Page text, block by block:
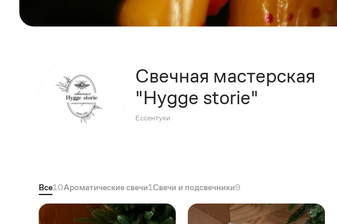
Свечная мастерская
"Hygge storie"
Ессентуки
Все10Ароматические свечи1Свечи и подсвечники9